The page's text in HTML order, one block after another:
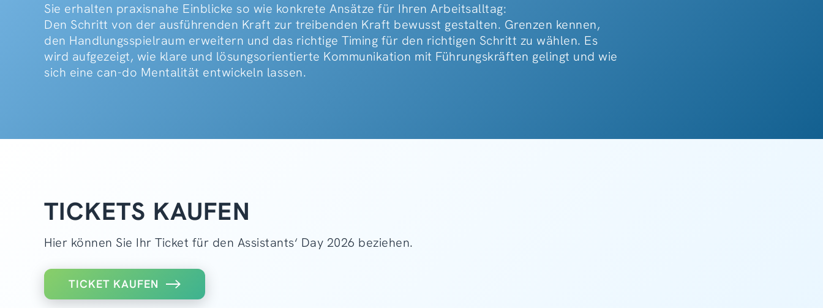
Sie erhalten praxisnahe Einblicke so wie konkrete Ansätze für Ihren Arbeitsalltag:
Den Schritt von der ausführenden Kraft zur treibenden Kraft bewusst gestalten. Grenzen kennen,
den Handlungsspielraum erweitern und das richtige Timing für den richtigen Schritt zu wählen. Es
wird aufgezeigt, wie klare und lösungsorientierte Kommunikation mit Führungskräften gelingt und wie
sich eine can-do Mentalität entwickeln lassen.
TICKETS KAUFEN
Hier können Sie Ihr Ticket für den Assistants‘ Day 2026 beziehen.
TICKET KAUFEN